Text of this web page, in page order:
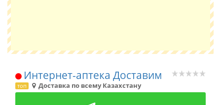
Интернет-аптека Доставим
топ Доставка по всему Казахстану